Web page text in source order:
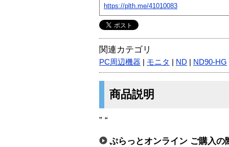
https://plth.me/41010083
関連カテゴリ
PC周辺機器 モニタ ND ND90-HG
商品説明
” “
ぷらっとオンライン ご購入の